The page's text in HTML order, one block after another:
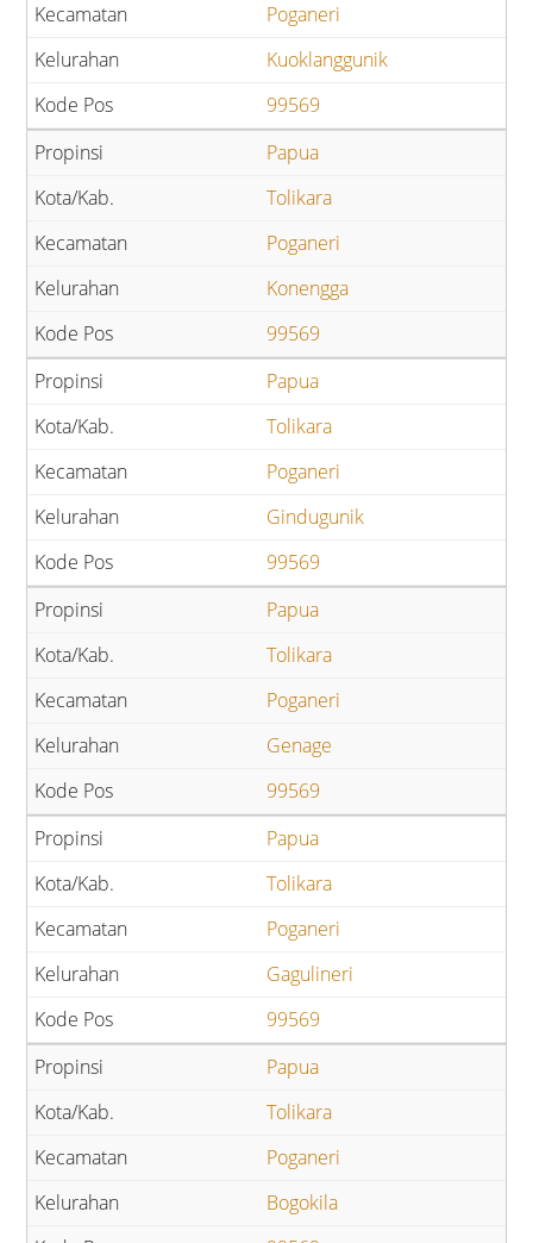
Poganeri
Kuoklanggunik
99569
Papua
Tolikara
Poganeri
Konengga
99569
Papua
Tolikara
Poganeri
Gindugunik
99569
Papua
Tolikara
Poganeri
Genage
99569
Papua
Tolikara
Poganeri
Gagulineri
99569
Papua
Tolikara
Poganeri
Bogokila